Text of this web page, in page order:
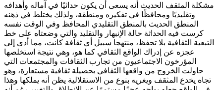
مشكلة المثقف الحديث أنه يسعى أن يكون حداثيًا في آماله وأهدافه
وتقليديًا ومحافظًا في تفكيره ومنطقة، ولذلك يختلط في ذهنه
المنطق الحديث بالمنطق التقليدي المحافظ وفي الوقت نفسه
كرست فيه الحداثة حالة الإنبهار والتقليد والتي وضعتاه على خط
التبعية الثقافية بلا تحفظ، منتهجا سبيل أي ثقافة كانت، مما أدى إلى
عجزه عن إدراك الواقع الثقافي كما هو، وهي نتيجة استخلصها
المؤرخون الاجتماعيون من تجارب الثقافات والمجتمعات التي
حاولت الخروج من واقعها الثقافي بحصيلة ثقافية مستعارة، وهو
تجاه يخدع المثقف ويغريه بنوع من الاستقلالية يظن أنه يملكها وهذا